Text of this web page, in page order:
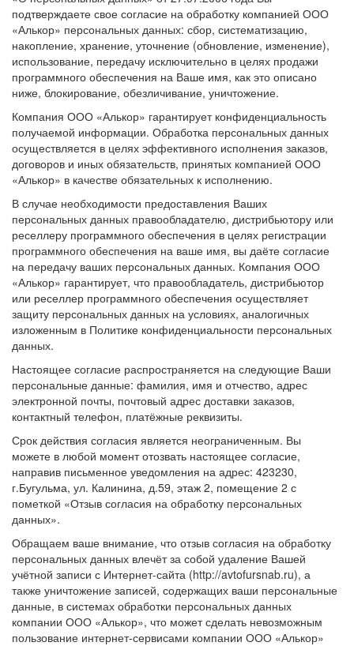
подтверждаете свое согласие на обработку компанией ООО
«Алькор» персональных данных: сбор, систематизацию,
накопление, хранение, уточнение (обновление, изменение),
использование, передачу исключительно в целях продажи
программного обеспечения на Ваше имя, как это описано
ниже, блокирование, обезличивание, уничтожение.
Компания ООО «Алькор» гарантирует конфиденциальность
получаемой информации. Обработка персональных данных
осуществляется в целях эффективного исполнения заказов,
договоров и иных обязательств, принятых компанией ООО
«Алькор» в качестве обязательных к исполнению.
В случае необходимости предоставления Ваших
персональных данных правообладателю, дистрибьютору или
реселлеру программного обеспечения в целях регистрации
программного обеспечения на ваше имя, вы даёте согласие
на передачу ваших персональных данных. Компания ООО
«Алькор» гарантирует, что правообладатель, дистрибьютор
или реселлер программного обеспечения осуществляет
защиту персональных данных на условиях, аналогичных
изложенным в Политике конфиденциальности персональных
данных.
Настоящее согласие распространяется на следующие Ваши
персональные данные: фамилия, имя и отчество, адрес
электронной почты, почтовый адрес доставки заказов,
контактный телефон, платёжные реквизиты.
Срок действия согласия является неограниченным. Вы
можете в любой момент отозвать настоящее согласие,
направив письменное уведомления на адрес: 423230,
г.Бугульма, ул. Калинина, д.59, этаж 2, помещение 2 с
пометкой «Отзыв согласия на обработку персональных
данных».
Обращаем ваше внимание, что отзыв согласия на обработку
персональных данных влечёт за собой удаление Вашей
учётной записи с Интернет-сайта (http://avtofursnab.ru), а
также уничтожение записей, содержащих ваши персональные
данные, в системах обработки персональных данных
компании ООО «Алькор», что может сделать невозможным
пользование интернет-сервисами компании ООО «Алькор»